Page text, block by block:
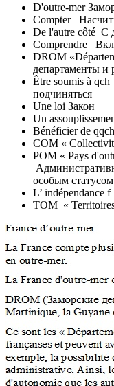
D'outre-mer
Compter
De l'autre côté С
Comprendre
DROM
департаменты и
Être soumis à
подчиняться
Une loi Закон
Un
Bénéficier de
COM «
POM « Pays
особым статусом
L’ indépendance
ТОМ « Territoires